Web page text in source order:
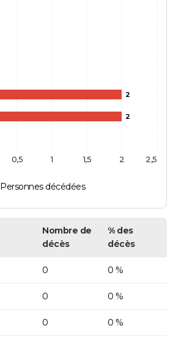
2
2
Personnes décédées
0,5 1 1,5 2 2,5
Nombre de
décès
% des
décès
0 0 %
0 0 %
0 0 %